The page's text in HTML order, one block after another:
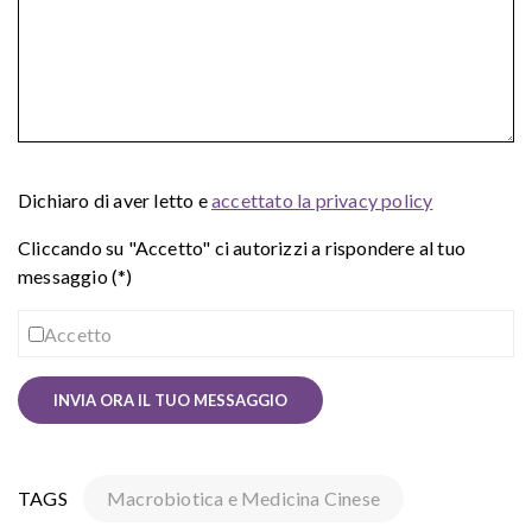
Dichiaro di aver letto eaccettato la privacy policy
Cliccando su "Accetto" ci autorizzi a rispondere al tuo
messaggio (*)
Accetto
TAGS Macrobiotica e Medicina Cinese